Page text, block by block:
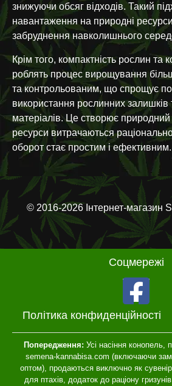
знижуючи обсяг відходів. Такий
навантаження на природні
забруднення навколишнього
Крім того, компактність рослин та
роблять процес вирощування
та контрольованим, що спрощує
використання рослинних залишків
матеріалів. Це створює
ресурси витрачаються
оборот стає простим і ефективним.
© 2016-2026 Інтернет-магазин
Соцмережі
Політика конфиденційності
Попередження: Усі насіння конопель,
semena-kannabisa.com (включаючи
оптом), продаються виключно як
для птахів, додаток до раціону